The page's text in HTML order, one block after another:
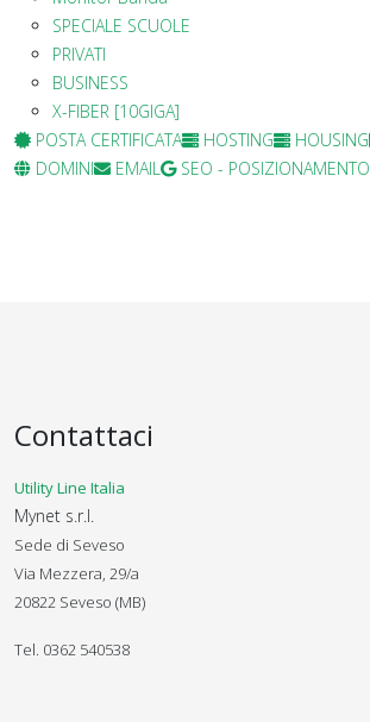
SPECIALE SCUOLE
PRIVATI
BUSINESS
X-FIBER [10GIGA]
POSTA CERTIFICATA HOSTING HOUSING
DOMINI
EMAIL SEO - POSIZIONAMENTO
Contattaci
Utility Line Italia
Mynet s.r.l.
Sede di Seveso
Via Mezzera, 29/a
20822 Seveso (MB)
Tel. 0362 540538